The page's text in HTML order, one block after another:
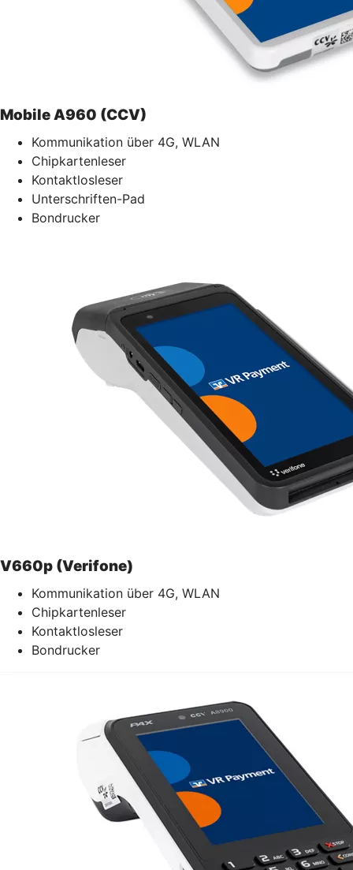
Mobile A960 (CCV)
Kommunikation über 4G, WLAN
Chipkartenleser
Kontaktlosleser
Unterschriften-Pad
Bondrucker
V660p (Verifone)
Kommunikation über 4G, WLAN
Chipkartenleser
Kontaktlosleser
Bondrucker